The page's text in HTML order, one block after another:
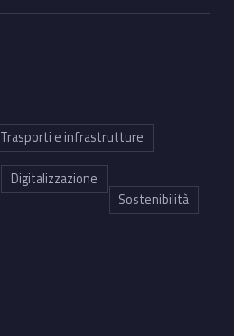
Trasporti e infrastrutture
Digitalizzazione
Sostenibilità